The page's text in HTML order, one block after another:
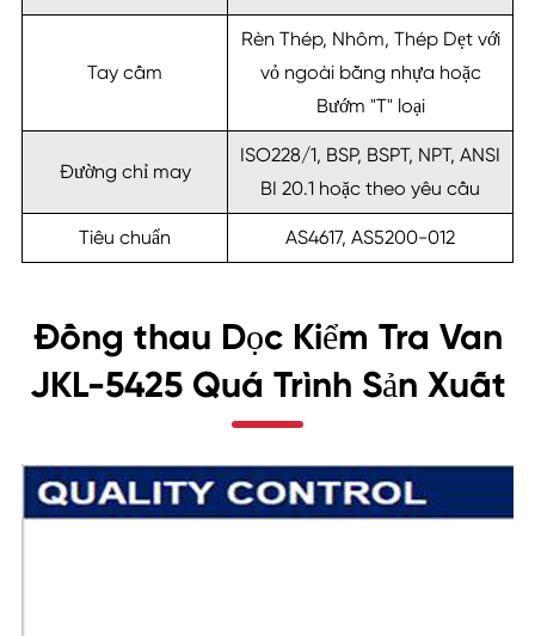
Tay cầm
Rèn Thép, Nhôm, Thép Dẹt với
vỏ ngoài bằng nhựa hoặc
Bướm "T" loại
Đường chỉ may
ISO228/1, BSP, BSPT, NPT, ANSI
BI 20.1 hoặc theo yêu cầu
Tiêu chuẩn AS4617, AS5200-012
Đồng thau Dọc Kiểm Tra Van
JKL-5425 Quá Trình Sản Xuất